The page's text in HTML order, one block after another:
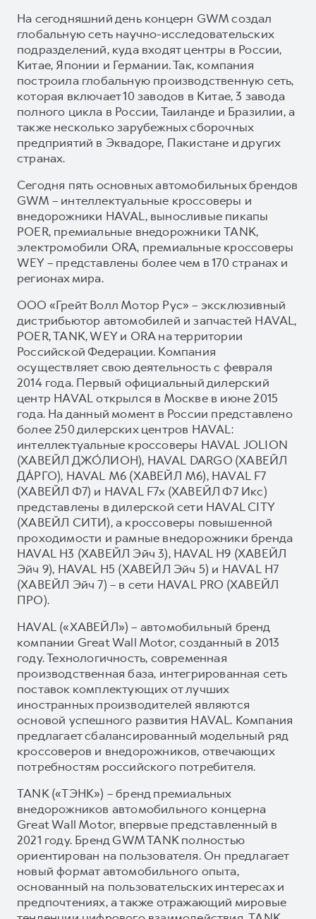
На сегодняшний день концерн GWM создал
глобальную сеть научно-исследовательских
подразделений, куда входят центры в России,
Китае, Японии и Германии. Так, компания
построила глобальную производственную сеть,
которая включает 10 заводов в Китае, 3 завода
полного цикла в России, Таиланде и Бразилии, а
также несколько зарубежных сборочных
предприятий в Эквадоре, Пакистане и других
странах.
Сегодня пять основных автомобильных брендов
GWM – интеллектуальные кроссоверы и
внедорожники HAVAL, выносливые пикапы
POER, премиальные внедорожники TANK,
электромобили ORA, премиальные кроссоверы
WEY – представлены более чем в 170 странах и
регионах мира.
ООО «Грейт Волл Мотор Рус» – эксклюзивный
дистрибьютор автомобилей и запчастей HAVAL,
POER, TANK, WEY и ORA на территории
Российской Федерации. Компания
осуществляет свою деятельность с февраля
2014 года. Первый официальный дилерский
центр HAVAL открылся в Москве в июне 2015
года. На данный момент в России представлено
более 250 дилерских центров HAVAL:
интеллектуальные кроссоверы HAVAL JOLION
(ХАВЕЙЛ ДЖО́ЛИОН), HAVAL DARGO (ХАВЕЙЛ
ДА́РГО), HAVAL М6 (ХАВЕЙЛ M6), HAVAL F7
(ХАВЕЙЛ Ф7) и HAVAL F7x (ХАВЕЙЛ Ф7 Икс)
представлены в дилерской сети HAVAL CITY
(ХАВЕЙЛ СИТИ), а кроссоверы повышенной
проходимости и рамные внедорожники бренда
HAVAL H3 (ХАВЕЙЛ Эйч 3), HAVAL H9 (ХАВЕЙЛ
Эйч 9), HAVAL H5 (ХАВЕЙЛ Эйч 5) и HAVAL H7
(ХАВЕЙЛ Эйч 7) – в сети HAVAL PRO (ХАВЕЙЛ
ПРО).
HAVAL («ХАВЕЙЛ») – автомобильный бренд
компании Great Wall Motor, созданный в 2013
году. Технологичность, современная
производственная база, интегрированная сеть
поставок комплектующих от лучших
иностранных производителей являются
основой успешного развития HAVAL. Компания
предлагает сбалансированный модельный ряд
кроссоверов и внедорожников, отвечающих
потребностям российского потребителя.
TANK («ТЭНК») – бренд премиальных
внедорожников автомобильного концерна
Great Wall Motor, впервые представленный в
2021 году. Бренд GWM TANK полностью
ориентирован на пользователя. Он предлагает
новый формат автомобильного опыта,
основанный на пользовательских интересах и
предпочтениях, а также отражающий мировые